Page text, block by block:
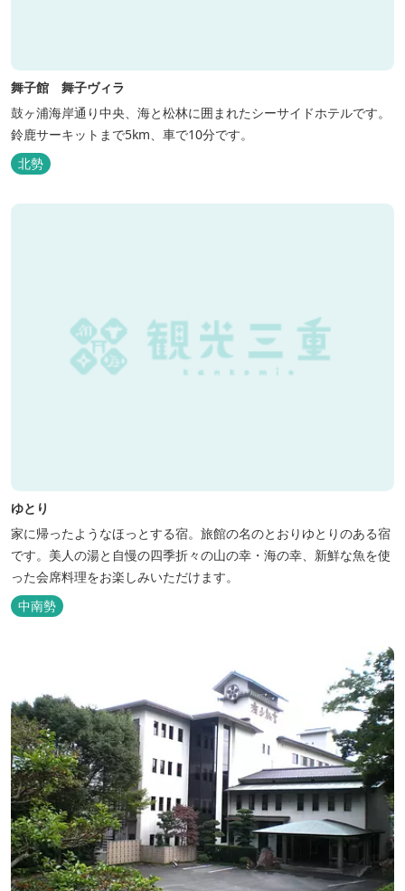
舞子館 舞子ヴィラ
鼓ヶ浦海岸通り中央、海と松林に囲まれたシーサイドホテルです。
鈴鹿サーキットまで5km、車で10分です。
北勢
ゆとり
家に帰ったようなほっとする宿。旅館の名のとおりゆとりのある宿
です。美人の湯と自慢の四季折々の山の幸・海の幸、新鮮な魚を使
った会席料理をお楽しみいただけます。
中南勢